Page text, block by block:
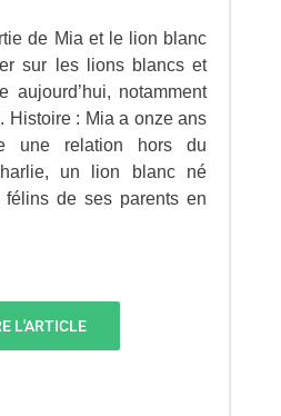
de Mia et le lion blanc
sur les lions blancs et
aujourd’hui, notamment
Histoire : Mia a onze ans
une relation hors du
un lion blanc né
de ses parents en
L'ARTICLE